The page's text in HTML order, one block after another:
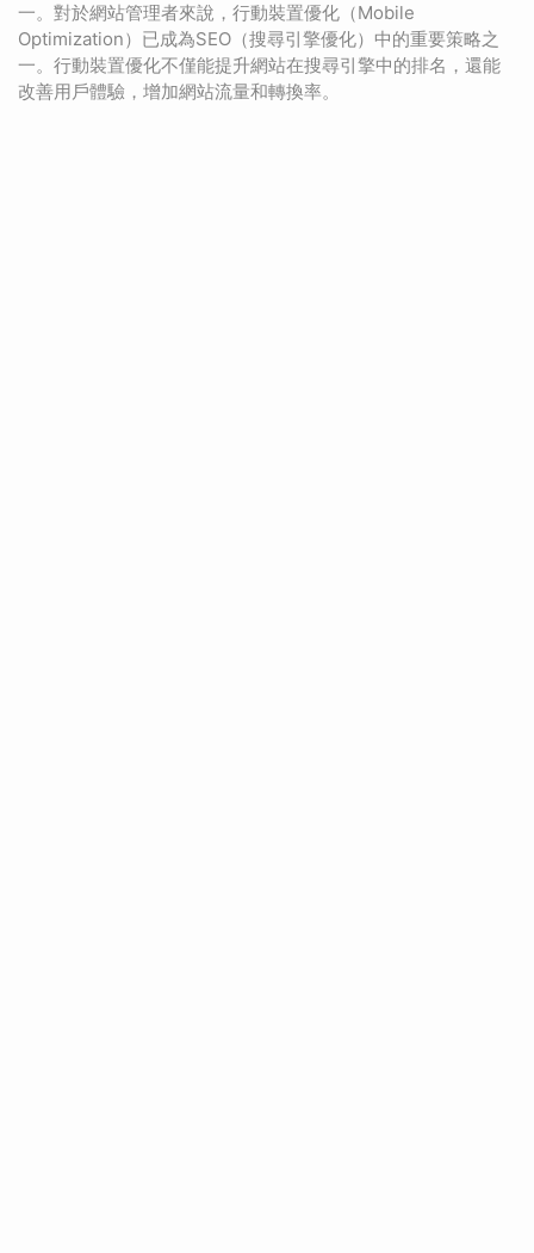
一。對於網站管理者來說，行動裝置優化（Mobile
Optimization）已成為SEO（搜尋引擎優化）中的重要策略之
一。行動裝置優化不僅能提升網站在搜尋引擎中的排名，還能
改善用戶體驗，增加網站流量和轉換率。